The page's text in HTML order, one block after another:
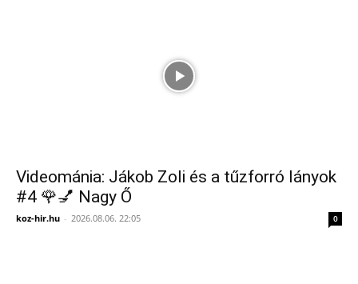
Videománia: Jákob Zoli és a tűzforró lányok
#4 🌹💅 Nagy Ő
koz-hir.hu - 2026.08.06. 22:05 0